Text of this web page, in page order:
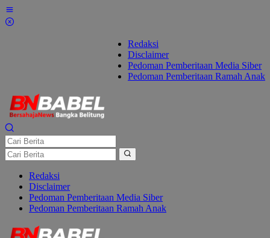
Lewati
ke
Redaksi
Disclaimer
Pedoman Pemberitaan Media Siber
Pedoman Pemberitaan Ramah Anak
Redaksi
Disclaimer
Pedoman Pemberitaan Media Siber
Pedoman Pemberitaan Ramah Anak